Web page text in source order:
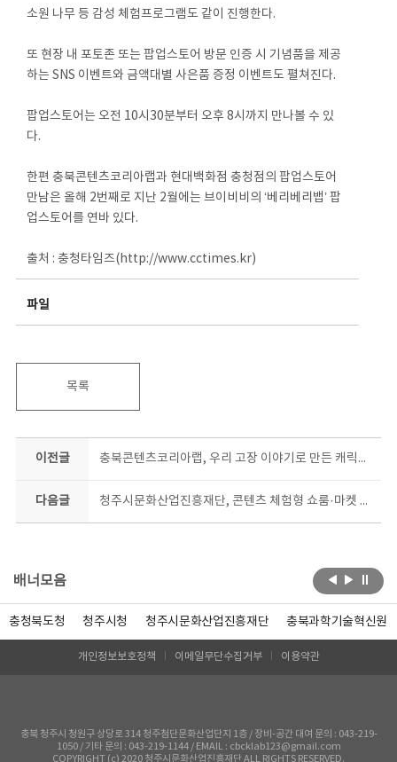
소원 나무 등 감성 체험프로그램도 같이 진행한다.
또 현장 내 포토존 또는 팝업스토어 방문 인증 시 기념품을 제공
하는 SNS 이벤트와 금액대별 사은품 증정 이벤트도 펼쳐진다.
팝업스토어는 오전 10시30분부터 오후 8시까지 만나볼 수 있
다.
한편 충북콘텐츠코리아랩과 현대백화점 충청점의 팝업스토어
만남은 올해 2번째로 지난 2월에는 브이비비의 ‘베리베리뱁’ 팝
업스토어를 연바 있다.
출처 : 충청타임즈(http://www.cctimes.kr)
파일
목록
이전글 충북콘텐츠코리아랩, 우리 고장 이야기로 만든 캐릭터 팝업 전시
다음글 청주시문화산업진흥재단, 콘텐츠 체험형 쇼룸·마켓 운영
배너모음
충청북도청 청주시청 청주시문화산업진흥재단 충북과학기술혁신원
개인정보보호정책 이메일무단수집거부 이용약관
충북 청주시 청원구 상당로 314 청주첨단문화산업단지 1층 / 장비-공간 대여 문의 : 043-219-
1050 / 기타 문의 : 043-219-1144 / EMAIL : cbcklab123@gmail.com
COPYRIGHT (c) 2020 청주시문화산업진흥재단 ALL RIGHTS RESERVED.